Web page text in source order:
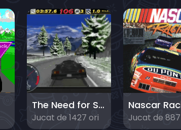
The Need for Speed
Jucat de 1427 ori
Nascar
Jucat de